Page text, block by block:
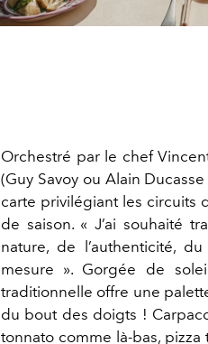
Orchestré par le chef
(Guy Savoy ou Alain
carte privilégiant les circuits
de saison. « J’ai souhaité
nature, de l’authenticité,
mesure ». Gorgée de
traditionnelle offre une
du bout des doigts !
tonnato comme là-bas,